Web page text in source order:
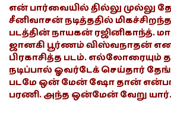
என் பார்வையில் தில்லு முல்லு
சீனிவாசன் நடித்ததில்
படத்தின் நாயகன் ரஜினிகாந்த்.
ஜானகி பூர்ணம் விஸ்வநாதன்
பிரகாசித்த படம்.
நடிப்பால் ஓவர்டேக் செய்தார்
படமே ஒன் மேன் ஷோ தான்
பரணி. அந்த ஒன்மேன் வேறு